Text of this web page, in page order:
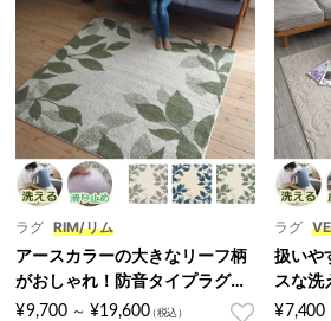
ラグ RIM/リム
アースカラーの大きなリーフ柄
がおしゃれ！防音タイプラグ
『RIM/リム』
¥9,700 ～ ¥19,600
ラグ
扱いや
スな洗
ルサ』
¥ 7,400